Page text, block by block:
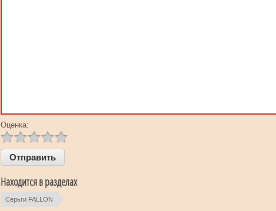
Оценка:
Находится в разделах
Серьги FALLON